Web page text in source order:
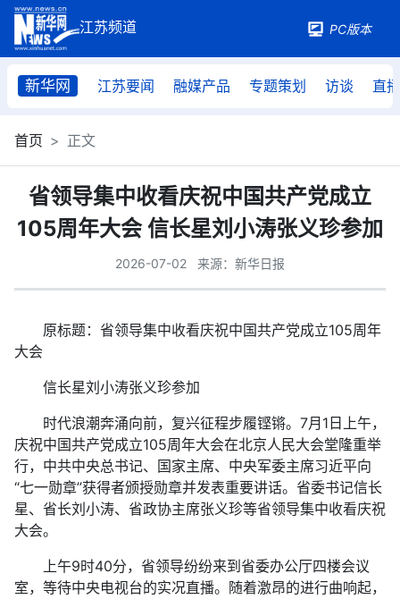
PC版本
新华网 江苏要闻 融媒产品 专题策划 访谈 直播
首页 正文
省领导集中收看庆祝中国共产党成立
105周年大会 信长星刘小涛张义珍参加
2026-07-02 来源：新华日报
原标题：省领导集中收看庆祝中国共产党成立105周年
大会
信长星刘小涛张义珍参加
时代浪潮奔涌向前，复兴征程步履铿锵。7月1日上午，
庆祝中国共产党成立105周年大会在北京人民大会堂隆重举
行，中共中央总书记、国家主席、中央军委主席习近平向
“七一勋章”获得者颁授勋章并发表重要讲话。省委书记信长
星、省长刘小涛、省政协主席张义珍等省领导集中收看庆祝
大会。
上午9时40分，省领导纷纷来到省委办公厅四楼会议
室，等待中央电视台的实况直播。随着激昂的进行曲响起，